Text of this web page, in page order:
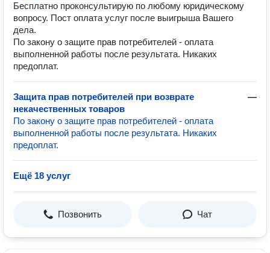
Бесплатно проконсультирую по любому юридическому
вопросу. Пост оплата услуг после выигрыша Вашего
дела.
По закону о защите прав потребителей - оплата
выполненной работы после результата. Никаких
предоплат.
Защита прав потребителей при возврате
некачественных товаров
—
По закону о защите прав потребителей - оплата
выполненной работы после результата. Никаких
предоплат.
Ещё 18 услуг
Позвонить Чат